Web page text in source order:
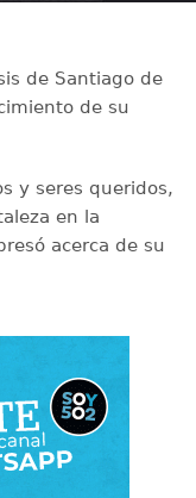
de Santiago de
de su
y seres queridos,
en la
acerca de su